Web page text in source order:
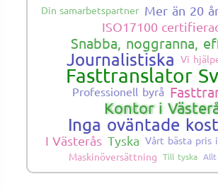
Din samarbetspartner Mer än 20
ISO17100
Snabba, noggranna,
Journalistiska Vi
Fasttranslator
Professionell byrå
Kontor i
Inga oväntade
I Västerås Tyska Vårt bästa pris
Maskinöversättning Till tyska Allt